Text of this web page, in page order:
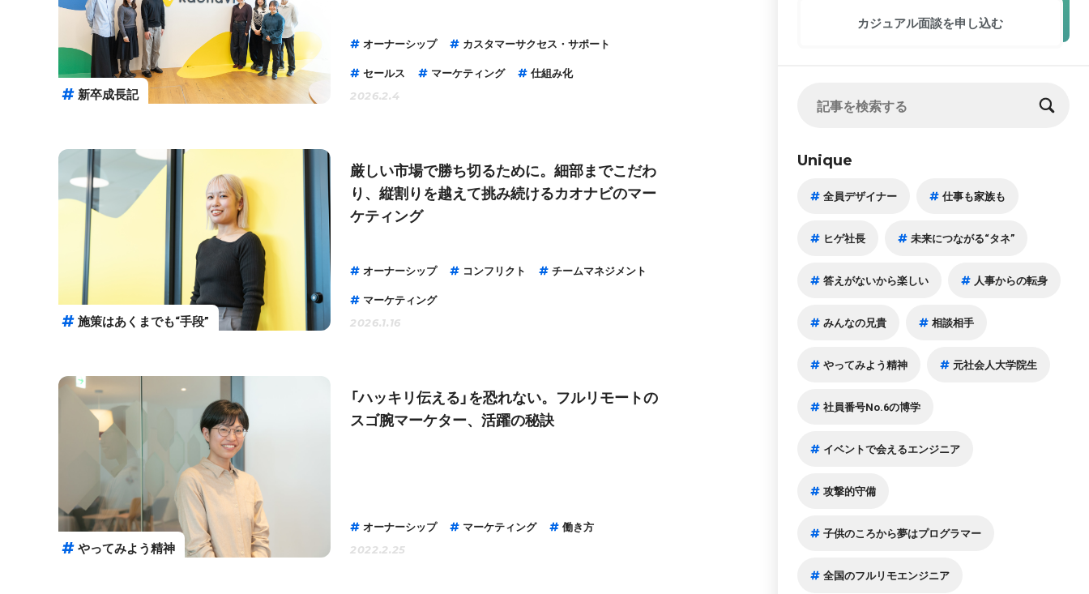
新卒成長記
オーナーシップ
カスタマーサクセス・サポート
セールス
マーケティング
仕組み化
2026.2.4
施策はあくまでも“手段”
厳しい市場で勝ち切るために。細部までこだわ
り、縦割りを越えて挑み続けるカオナビのマー
ケティング
オーナーシップ コンフリクト
チームマネジメント
マーケティング
2026.1.16
やってみよう精神
「ハッキリ伝える」を恐れない。フルリモートの
スゴ腕マーケター、活躍の秘訣
オーナーシップ マーケティング
働き方
2022.2.25
カジュアル面談を申し込む
Unique
全員デザイナー 仕事も家族も
ヒゲ社長 未来につながる“タネ”
答えがないから楽しい 人事からの転身
みんなの兄貴 相談相手
やってみよう精神 元社会人大学院生
社員番号No.6の博学
イベントで会えるエンジニア
攻撃的守備
子供のころから夢はプログラマー
全国のフルリモエンジニア